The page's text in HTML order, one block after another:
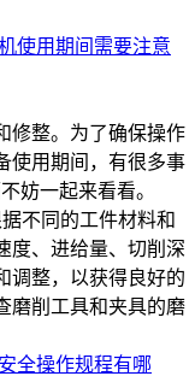
使用期间需要注意
整。为了确保操作
使用期间，有很多事
妨一起来看看。
不同的工件材料和
度、进给量、切削深
调整，以获得良好的
磨削工具和夹具的磨
全操作规程有哪